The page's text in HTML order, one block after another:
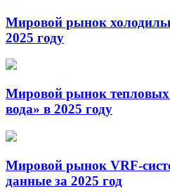
Мировой рынок
2025 году
Мировой рынок тепловых
вода» в 2025 году
Мировой рынок VRF-
данные за 2025 год